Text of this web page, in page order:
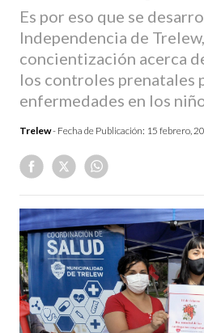
Es por eso que se
Independencia de
concientización acerca
los controles prenatales
enfermedades en los
Trelew- Fecha de Publicación: 15 febrero,